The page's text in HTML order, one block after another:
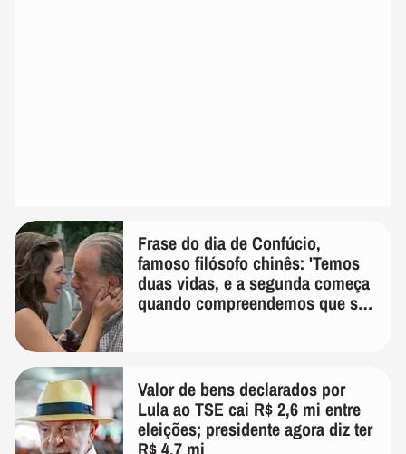
Frase do dia de Confúcio,
famoso filósofo chinês: 'Temos
duas vidas, e a segunda começa
quando compreendemos que só
Valor de bens declarados por
Lula ao TSE cai R$ 2,6 mi entre
eleições; presidente agora diz ter
R$ 4,7 mi